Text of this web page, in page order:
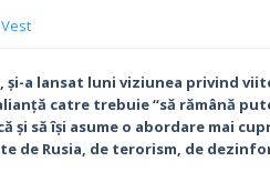
și-a lansat luni viziunea privind
catre trebuie “să rămână
să își asume o abordare mai
Rusia, de terorism, de